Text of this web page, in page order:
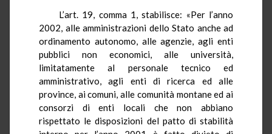
L’art. 19, comma 1, stabilisce: «Per l’anno
2002, alle amministrazioni dello Stato anche ad
ordinamento autonomo, alle agenzie, agli enti
pubblici non economici, alle università,
limitatamente al personale tecnico ed
amministrativo, agli enti di ricerca ed alle
province, ai comuni, alle comunità montane ed ai
consorzi di enti locali che non abbiano
rispettato le disposizioni del patto di stabilità